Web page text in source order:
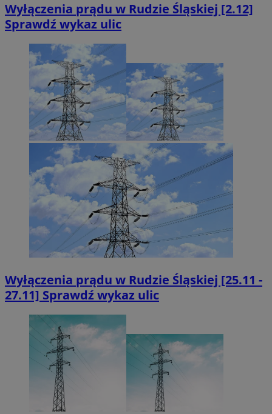
Wyłączenia prądu w Rudzie Śląskiej [2.12]
Sprawdź wykaz ulic
Wyłączenia prądu w Rudzie Śląskiej [25.11 -
27.11] Sprawdź wykaz ulic